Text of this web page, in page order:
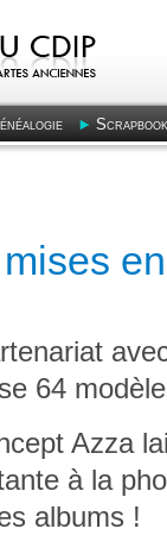
64
Azza
à la
albums !